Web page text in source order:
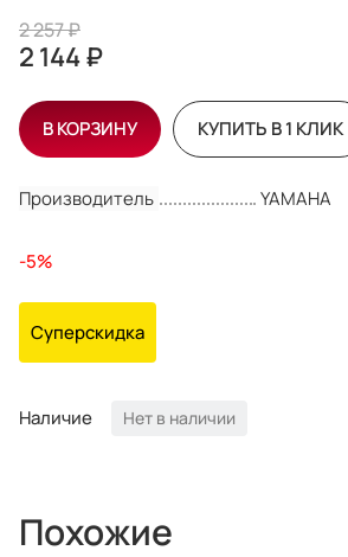
Производитель YAMAHA
-5%
Суперскидка
Наличие Нет в наличии
2 257 ₽
2 144 ₽
В КОРЗИНУ КУПИТЬ В 1 КЛИК
Похожие